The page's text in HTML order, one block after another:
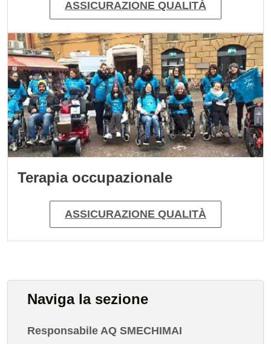
ASSICURAZIONE QUALITÀ
Immagine
Terapia occupazionale
ASSICURAZIONE QUALITÀ
Naviga la sezione
Responsabile AQ SMECHIMAI